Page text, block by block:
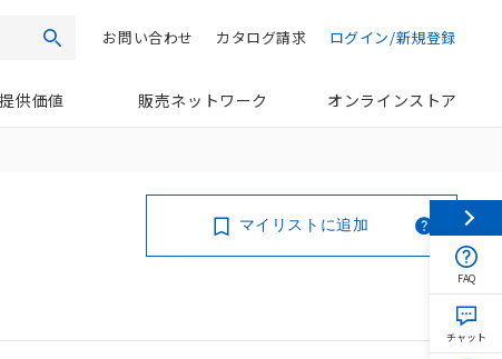
検索 ログイン/新規登録
カタログ請求
お問い合わせ
供価値 販売ネットワーク オンラインストア
マイリストに追加
FAQ
チャット